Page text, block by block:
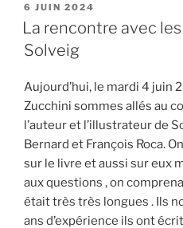
PUBLIÉ
LE
6 JUIN 2024
La rencontre avec
Solveig
Aujourd’hui, le mardi 4 juin
Zucchini sommes allés au
l’auteur et l’illustrateur de
Bernard et François Roca.
sur le livre et aussi sur eux
aux questions , on
était très très longues . Ils
ans d’expérience ils ont